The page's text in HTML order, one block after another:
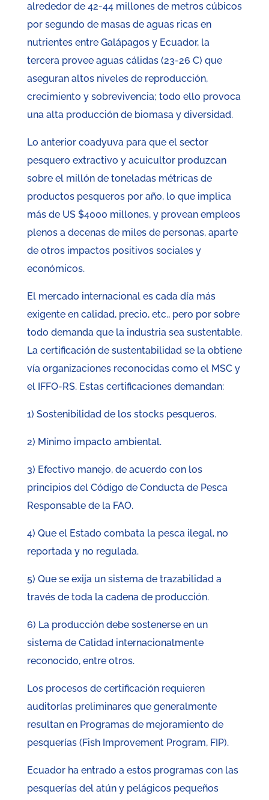
alrededor de 42-44 millones de metros cúbicos
por segundo de masas de aguas ricas en
nutrientes entre Galápagos y Ecuador, la
tercera provee aguas cálidas (23-26 C) que
aseguran altos niveles de reproducción,
crecimiento y sobrevivencia; todo ello provoca
una alta producción de biomasa y diversidad.
Lo anterior coadyuva para que el sector
pesquero extractivo y acuicultor produzcan
sobre el millón de toneladas métricas de
productos pesqueros por año, lo que implica
más de US $4000 millones, y provean empleos
plenos a decenas de miles de personas, aparte
de otros impactos positivos sociales y
económicos.
El mercado internacional es cada día más
exigente en calidad, precio, etc., pero por sobre
todo demanda que la industria sea sustentable.
La certificación de sustentabilidad se la obtiene
vía organizaciones reconocidas como el MSC y
el IFFO-RS. Estas certificaciones demandan:
1) Sostenibilidad de los stocks pesqueros.
2) Mínimo impacto ambiental.
3) Efectivo manejo, de acuerdo con los
principios del Código de Conducta de Pesca
Responsable de la FAO.
4) Que el Estado combata la pesca ilegal, no
reportada y no regulada.
5) Que se exija un sistema de trazabilidad a
través de toda la cadena de producción.
6) La producción debe sostenerse en un
sistema de Calidad internacionalmente
reconocido, entre otros.
Los procesos de certificación requieren
auditorías preliminares que generalmente
resultan en Programas de mejoramiento de
pesquerías (Fish Improvement Program, FIP).
Ecuador ha entrado a estos programas con las
pesquerías del atún y pelágicos pequeños